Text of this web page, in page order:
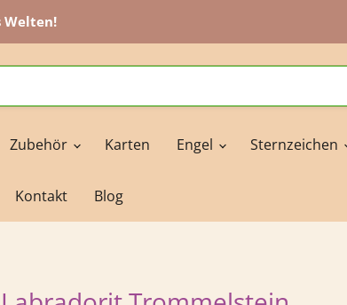
Welten!
Zubehör Karten Engel Sternzeichen
Kontakt Blog